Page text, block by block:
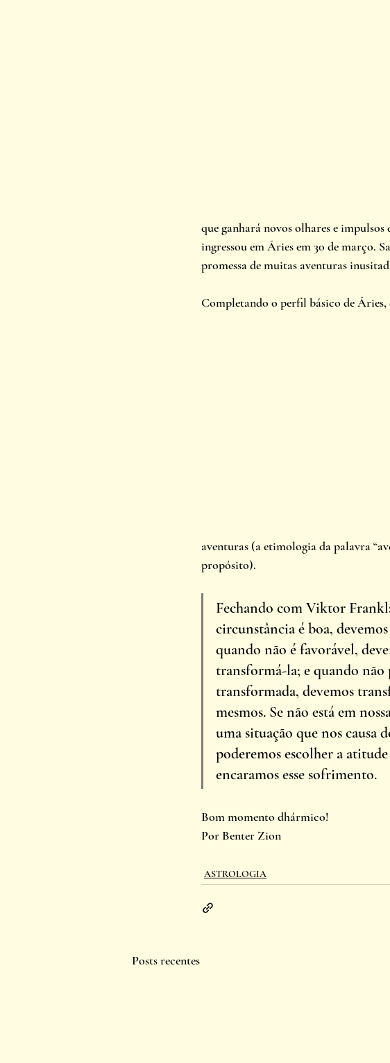
que ganhará novos olhares e
ingressou em Áries em 30 de março.
promessa de muitas aventuras
Completando o perfil básico de
aventuras (a etimologia da palavra
propósito).
Fechando com Viktor
circunstância é boa,
quando não é favorável,
transformá-la; e quando não
transformada, devemos
mesmos. Se não está em
uma situação que nos causa
poderemos escolher a
encaramos esse sofrimento.
Bom momento dhármico!
Por Benter Zion
ASTROLOGIA
Posts recentes